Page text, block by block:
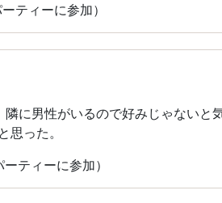
ティーに参加）
に男性がいるので好みじゃないと
った。
ティーに参加）